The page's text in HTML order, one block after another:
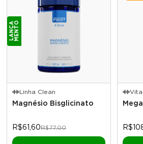
L
A
N
Ç
A
M
E
N
TO
Linha Clean
Magnésio Bisglicinato
R$61,60R$77,00